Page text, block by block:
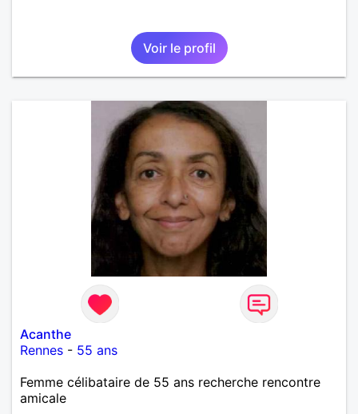
Voir le profil
Acanthe
Rennes - 55 ans
Femme célibataire de 55 ans recherche rencontre
amicale